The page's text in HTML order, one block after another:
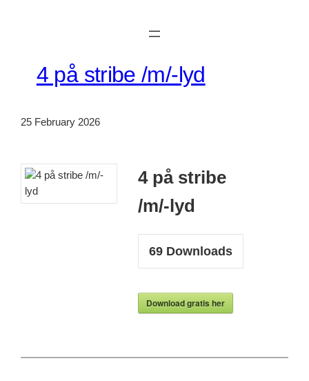
4 på stribe /m/-lyd
25 February 2026
4 på stribe
/m/-lyd
69Downloads
Download gratis her